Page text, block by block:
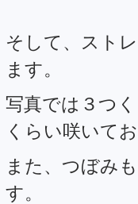
そして、スト
ます。
写真では３つ
くらい咲いて
また、つぼみ
す。